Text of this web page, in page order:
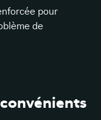
pour
de